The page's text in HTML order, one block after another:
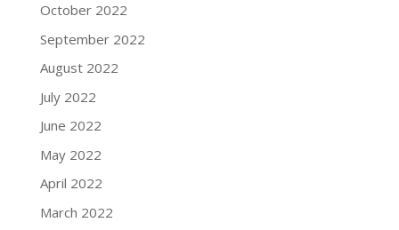
October 2022
September 2022
August 2022
July 2022
June 2022
May 2022
April 2022
March 2022